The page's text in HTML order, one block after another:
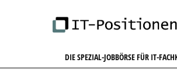
DIE SPEZIAL-JOBBÖRSE FÜR IT-